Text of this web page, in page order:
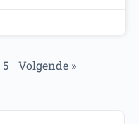
5 Volgende »